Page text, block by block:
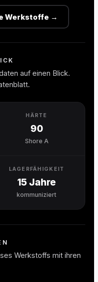
Werkstoffe →
auf einen Blick.
HÄRTE
90
Shore A
LAGERFÄHIGKEIT
15 Jahre
kommuniziert
Werkstoffs mit ihren